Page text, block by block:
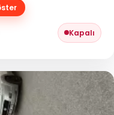
Kapalı